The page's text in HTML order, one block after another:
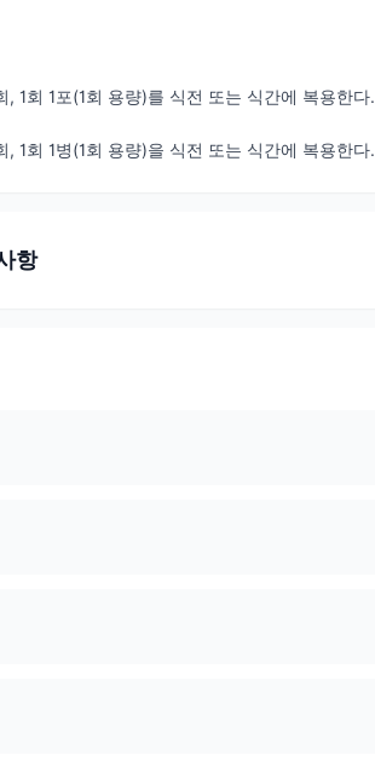
, 1회 1포(1회 용량)를 식전 또는 식간에 복용한다.
, 1회 1병(1회 용량)을 식전 또는 식간에 복용한다.
항